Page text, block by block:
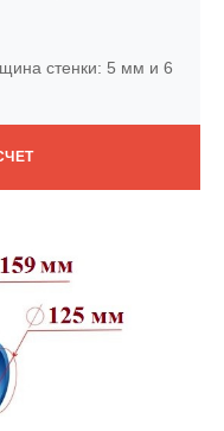
стенки: 5 мм и 6